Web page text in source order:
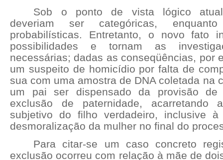
Sob o ponto de vista lógico
deveriam ser categóricas,
probabilísticas. Entretanto, o novo fato
possibilidades e tornam as
necessárias; dadas as conseqüências, por
um suspeito de homicídio por falta de
sua com uma amostra de DNA coletada na
um pai ser dispensado da provisão de
exclusão de paternidade, acarretando
subjetivo do filho verdadeiro, inclusive
desmoralização da mulher no final do
Para citar-se um caso concreto
exclusão ocorreu com relação à mãe de